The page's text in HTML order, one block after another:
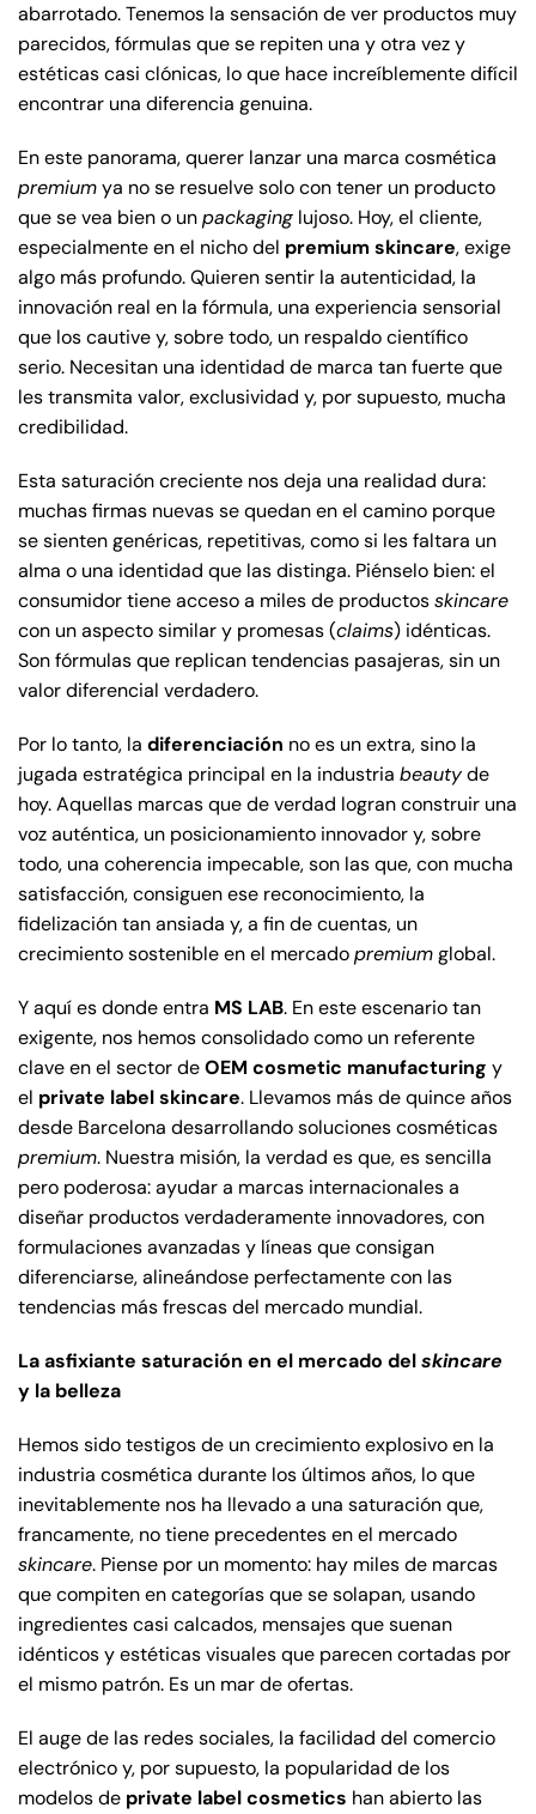
abarrotado. Tenemos la sensación de ver productos muy
parecidos, fórmulas que se repiten una y otra vez y
estéticas casi clónicas, lo que hace increíblemente difícil
encontrar una diferencia genuina.
En este panorama, querer lanzar una marca cosmética
premiumya no se resuelve solo con tener un producto
que se vea bien o unpackaging lujoso. Hoy, el cliente,
especialmente en el nicho del premium skincare, exige
algo más profundo. Quieren sentir la autenticidad, la
innovación real en la fórmula, una experiencia sensorial
que los cautive y, sobre todo, un respaldo científico
serio. Necesitan una identidad de marca tan fuerte que
les transmita valor, exclusividad y, por supuesto, mucha
credibilidad.
Esta saturación creciente nos deja una realidad dura:
muchas firmas nuevas se quedan en el camino porque
se sienten genéricas, repetitivas, como si les faltara un
alma o una identidad que las distinga. Piénselo bien: el
consumidor tiene acceso a miles de productosskincare
con un aspecto similar y promesas (claims) idénticas.
Son fórmulas que replican tendencias pasajeras, sin un
valor diferencial verdadero.
Por lo tanto, la diferenciación no es un extra, sino la
jugada estratégica principal en la industria beautyde
hoy. Aquellas marcas que de verdad logran construir una
voz auténtica, un posicionamiento innovador y, sobre
todo, una coherencia impecable, son las que, con mucha
satisfacción, consiguen ese reconocimiento, la
fidelización tan ansiada y, a fin de cuentas, un
crecimiento sostenible en el mercadopremiumglobal.
Y aquí es donde entra MS LAB. En este escenario tan
exigente, nos hemos consolidado como un referente
clave en el sector deOEM cosmetic manufacturing y
el private label skincare. Llevamos más de quince años
desde Barcelona desarrollando soluciones cosméticas
premium. Nuestra misión, la verdad es que, es sencilla
pero poderosa: ayudar a marcas internacionales a
diseñar productos verdaderamente innovadores, con
formulaciones avanzadas y líneas que consigan
diferenciarse, alineándose perfectamente con las
tendencias más frescas del mercado mundial.
La asfixiante saturación en el mercado delskincare
y la belleza
Hemos sido testigos de un crecimiento explosivo en la
industria cosmética durante los últimos años, lo que
inevitablemente nos ha llevado a una saturación que,
francamente, no tiene precedentes en el mercado
skincare. Piense por un momento: hay miles de marcas
que compiten en categorías que se solapan, usando
ingredientes casi calcados, mensajes que suenan
idénticos y estéticas visuales que parecen cortadas por
el mismo patrón. Es un mar de ofertas.
El auge de las redes sociales, la facilidad del comercio
electrónico y, por supuesto, la popularidad de los
modelos de private label cosmetics han abierto las